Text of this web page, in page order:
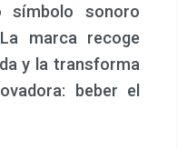
valenciana. La
del compositor,
hostelero,
y miembros del